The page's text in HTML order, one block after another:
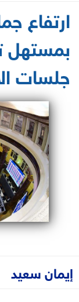
ارتفاع
بمستهل
جلسات
إيمان سعيد